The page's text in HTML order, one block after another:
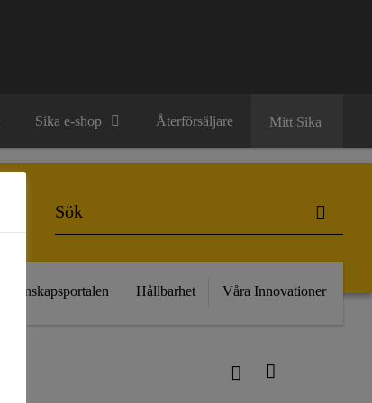
Sika e-shop Återförsäljare Mitt Sika
Kunskapsportalen Hållbarhet Våra Innovationer